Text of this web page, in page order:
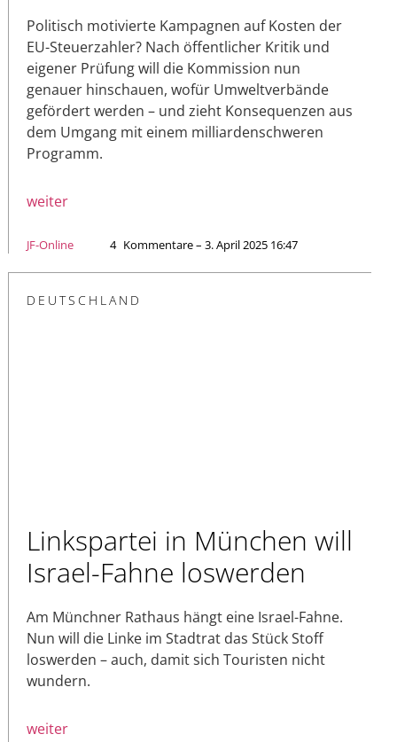
Politisch motivierte Kampagnen auf Kosten der
EU-Steuerzahler? Nach öffentlicher Kritik und
eigener Prüfung will die Kommission nun
genauer hinschauen, wofür Umweltverbände
gefördert werden – und zieht Konsequenzen aus
dem Umgang mit einem milliardenschweren
Programm.
weiter
JF-Online 4 Kommentare – 3. April 2025 16:47
DEUTSCHLAND
Linkspartei in München will
Israel-Fahne loswerden
Am Münchner Rathaus hängt eine Israel-Fahne.
Nun will die Linke im Stadtrat das Stück Stoff
loswerden – auch, damit sich Touristen nicht
wundern.
weiter